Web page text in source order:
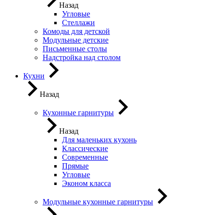
Назад
Угловые
Стеллажи
Комоды для детской
Модульные детские
Письменные столы
Надстройка над столом
Кухни
Назад
Кухонные гарнитуры
Назад
Для маленьких кухонь
Классические
Современные
Прямые
Угловые
Эконом класса
Модульные кухонные гарнитуры